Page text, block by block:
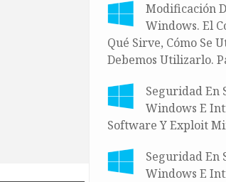
Modificación
Windows. El
Qué Sirve, Cómo Se
Debemos Utilizarlo.
Seguridad En
Windows E
Software Y Exploit
Seguridad En
Windows E